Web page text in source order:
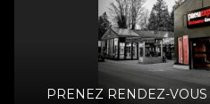
PRENEZ RENDEZ-